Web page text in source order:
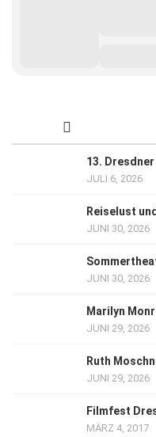
13.
JULI 6, 2026
Reiselust
JUNI 30, 2026
JUNI 30, 2026
Marilyn
JUNI 29, 2026
Ruth
JUNI 29, 2026
Filmfest
MÄRZ 4, 2017